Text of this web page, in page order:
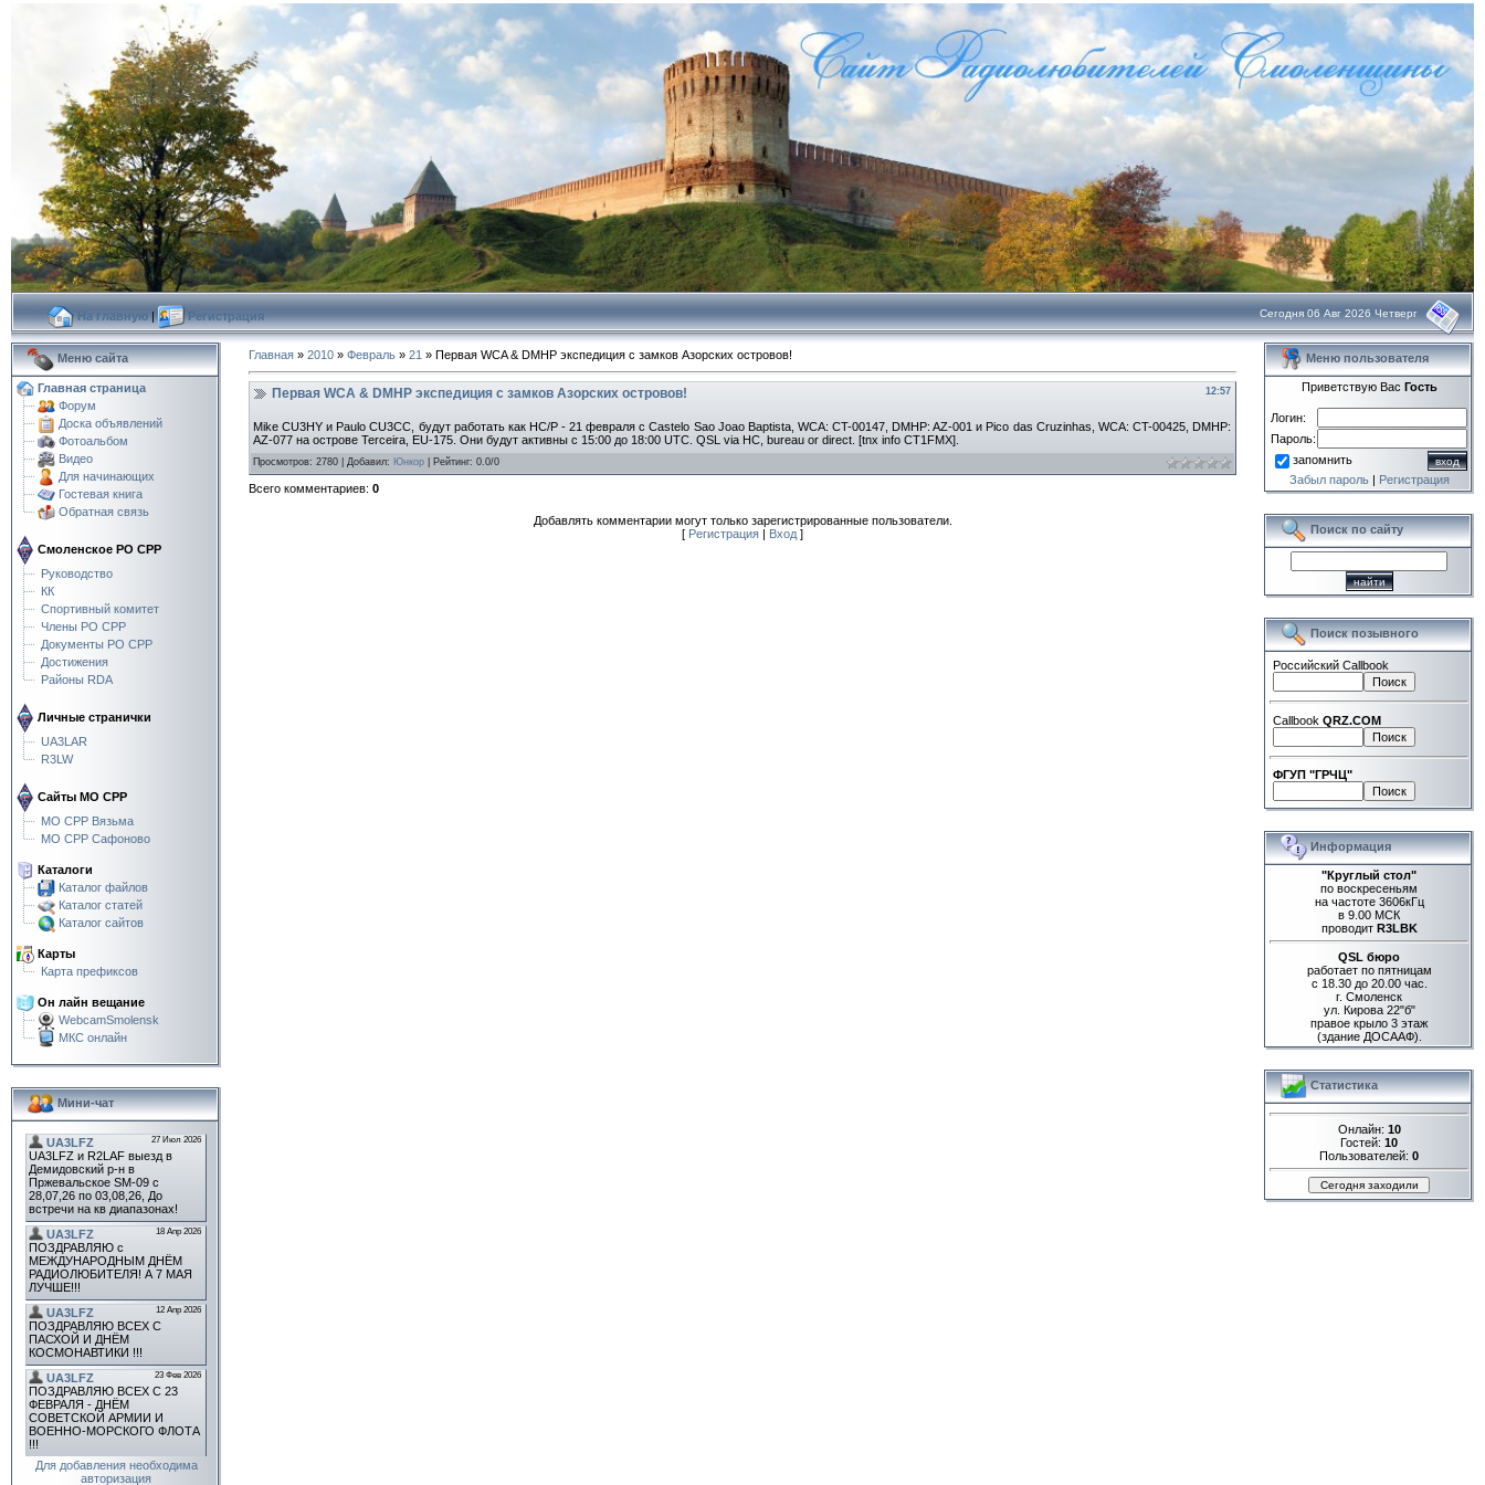
На главную| Регистрация Сегодня 06 Авг 2026 Четверг
Меню сайта
Главная страница
Форум
Доска объявлений
Фотоальбом
Видео
Для начинающих
Гостевая книга
Обратная связь
Смоленское РО СРР
Руководство
КК
Спортивный комитет
Члены РО СРР
Документы РО СРР
Достижения
Районы RDA
Личные странички
UA3LAR
R3LW
Сайты МО СРР
МО СРР Вязьма
МО СРР Сафоново
Каталоги
Каталог файлов
Каталог статей
Каталог сайтов
Карты
Карта префиксов
Он лайн вещание
WebcamSmolensk
МКС онлайн
Мини-чат
Для добавления необходима
авторизация
Главная » 2010 » Февраль » 21 » Первая WCA & DMHP экспедиция с замков Азорских островов!
12:57
Первая WCA & DMHP экспедиция с замков Азорских островов!
Mike CU3HY и Paulo CU3CC, будут работать как HC/P - 21 февраля с Castelo Sao Joao Baptista, WCA: CT-00147, DMHP: AZ-001 и Pico das Cruzinhas, WCA: CT-00425, DMHP:
AZ-077 на острове Terceira, EU-175. Они будут активны с 15:00 до 18:00 UTC. QSL via HC, bureau or direct. [tnx info CT1FMX].
Просмотров: 2780 Добавил: Юнкор Рейтинг: 0.0/0
Всего комментариев: 0
Добавлять комментарии могут только зарегистрированные пользователи.
[ Регистрация | Вход ]
Меню пользователя
Приветствую Вас Гость
Логин:
Пароль:
запомнить
Забыл пароль| Регистрация
Поиск по сайту
Поиск позывного
Российский Callbook
Callbook QRZ.COM
ФГУП "ГРЧЦ"
Информация
"Круглый стол"
по воскресеньям
на частоте 3606кГц
в 9.00 МСК
проводит R3LBK
QSL бюро
работает по пятницам
с 18.30 до 20.00 час.
г. Смоленск
ул. Кирова 22"б"
правое крыло 3 этаж
(здание ДОСААФ).
Статистика
Онлайн: 10
Гостей: 10
Пользователей: 0